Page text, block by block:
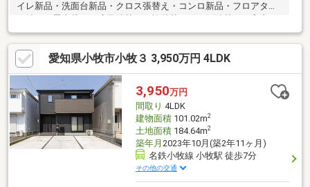
イレ新品・洗面台新品・クロス張替え・コンロ新品・フロアタイ
リーニング・クッションフロア張替え・白蟻点検・給湯器交換・
建具交換・外壁塗装・屋根塗装■周辺環境・三ツ渕小学校 徒歩
約15分・小牧西中学校 徒歩約11分・三ツ渕保育園 徒歩約15
分・名鉄小牧線「小牧」駅 車約6分・名鉄バス「東元町」停 徒
歩約4分・アミカ小牧店 徒歩約8分住宅ローンのご相談や、現地
内覧のご予約等いつでも承ってます！お気軽にお問い合わせくだ
さい♪
愛知県小牧市小牧３ 3,950万円 4LDK
3,950万円
間取り 4LDK
建物面積101.02m2
土地面積184.64m2
築年月 2023年10月(築2年11ヶ月)
名鉄小牧線 小牧駅 徒歩7分
その他の交通